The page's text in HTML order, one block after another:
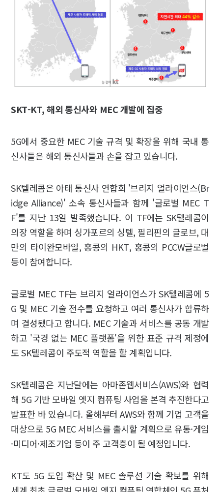
SKT-KT, 해외 통신사와 MEC 개발에 집중
5G에서 중요한 MEC 기술 규격 및 확장을 위해 국내 통
신사들은 해외 통신사들과 손을 잡고 있습니다.
SK텔레콤은 아태 통신사 연합회 '브리지 얼라이언스(Br
idge Alliance)' 소속 통신사들과 함께 '글로벌 MEC T
F'를 지난 13일 발족했습니다. 이 TF에는 SK텔레콤이
의장 역할을 하며 싱가포르의 싱텔, 필리핀의 글로브, 대
만의 타이완모바일, 홍콩의 HKT, 홍콩의 PCCW글로벌
등이 참여합니다.
글로벌 MEC TF는 브리지 얼라이언스가 SK텔레콤에 5
G 및 MEC 기술 전수를 요청하고 여러 통신사가 합류하
며 결성됐다고 합니다. MEC 기술과 서비스를 공동 개발
하고 '국경 없는 MEC 플랫폼'을 위한 표준 규격 제정에
도 SK텔레콤이 주도적 역할을 할 계획입니다.
SK텔레콤은 지난달에는 아마존웹서비스(AWS)와 협력
해 5G 기반 모바일 엣지 컴퓨팅 사업을 본격 추진한다고
발표한 바 있습니다. 올해부터 AWS와 함께 기업 고객을
대상으로 5G MEC 서비스를 출시할 계획으로 유통·게임
·미디어·제조기업 등이 주 고객층이 될 예정입니다.
KT도 5G 도입 확산 및 MEC 솔루션 기술 확보를 위해